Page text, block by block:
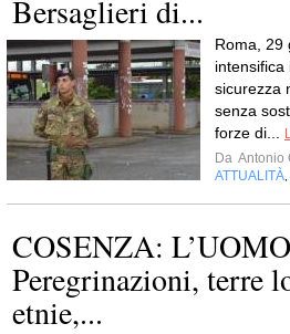
Bersaglieri di...
Roma, 29
intensifica
sicurezza
senza
forze di...
Da Antonio
ATTUALITÀ
COSENZA:
Peregrinazioni, terre
etnie,...